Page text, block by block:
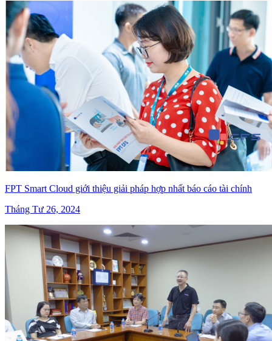
FPT Smart Cloud giới thiệu giải pháp hợp nhất báo cáo tài chính
Tháng Tư 26, 2024